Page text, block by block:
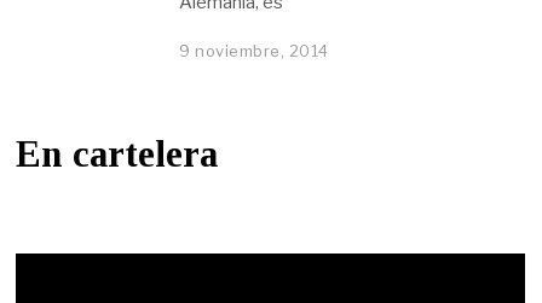
9 noviembre, 2014
En cartelera